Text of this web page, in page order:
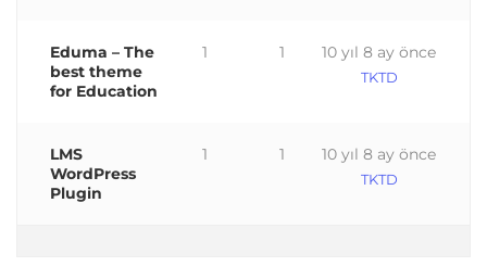
Eduma – The
best theme
for Education
1 1 10 yıl 8 ay önce
TKTD
LMS
WordPress
Plugin
1 1 10 yıl 8 ay önce
TKTD